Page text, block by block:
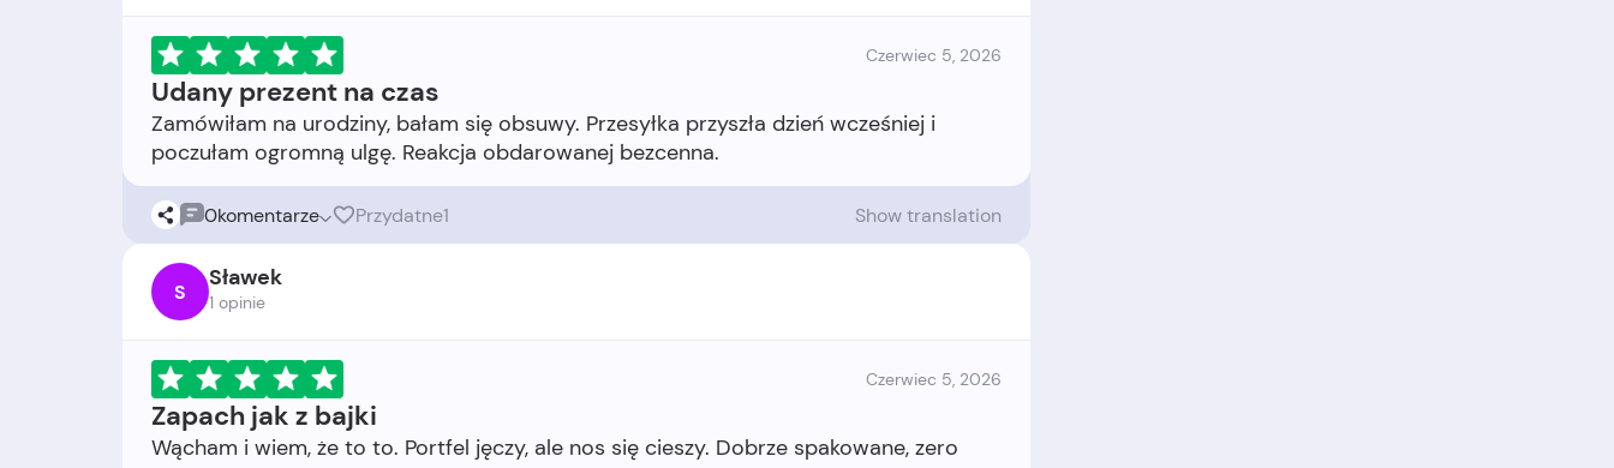
Czerwiec 5, 2026
Udany prezent na czas
Zamówiłam na urodziny, bałam się obsuwy. Przesyłka przyszła dzień wcześniej i
0komentarze Przydatne1 Show translation
S Sławek
1 opinie
Czerwiec 5, 2026
Zapach jak z bajki
Wącham i wiem, że to to. Portfel jęczy, ale nos się cieszy. Dobrze spakowane, zero